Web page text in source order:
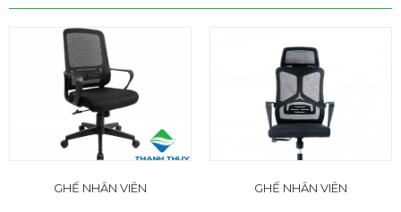
GHẾ NHÂN VIÊN GHẾ NHÂN VIÊN